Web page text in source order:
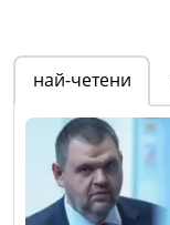
най-четени